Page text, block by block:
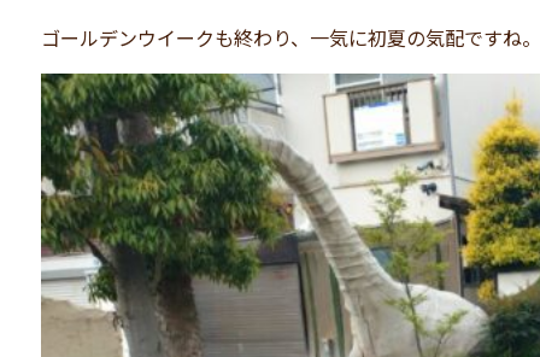
ゴールデンウイークも終わり、一気に初夏の気配ですね。